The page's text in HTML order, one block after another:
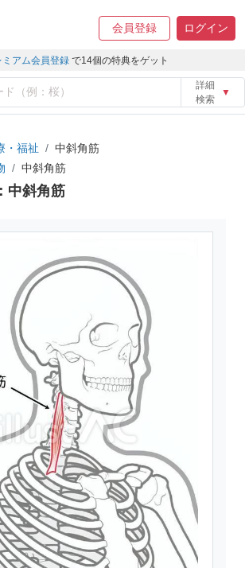
会員登録 ログイン
ミアム会員登録 で14個の特典をゲット
詳細
検索
▼
・福祉
中斜角筋
中斜角筋
中斜角筋